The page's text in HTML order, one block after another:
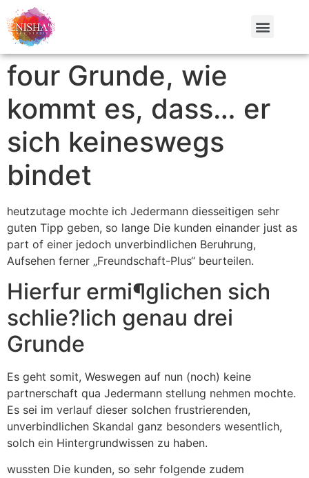
four Grunde, wie
kommt es, dass… er
sich keineswegs
bindet
heutzutage mochte ich Jedermann diesseitigen sehr
guten Tipp geben, so lange Die kunden einander just as
part of einer jedoch unverbindlichen Beruhrung,
Aufsehen ferner „Freundschaft-Plus“ beurteilen.
Hierfur ermi¶glichen sich
schlie?lich genau drei
Grunde
Es geht somit, Weswegen auf nun (noch) keine
partnerschaft qua Jedermann stellung nehmen mochte.
Es sei im verlauf dieser solchen frustrierenden,
unverbindlichen Skandal ganz besonders wesentlich,
solch ein Hintergrundwissen zu haben.
wussten Die kunden, so sehr folgende zudem